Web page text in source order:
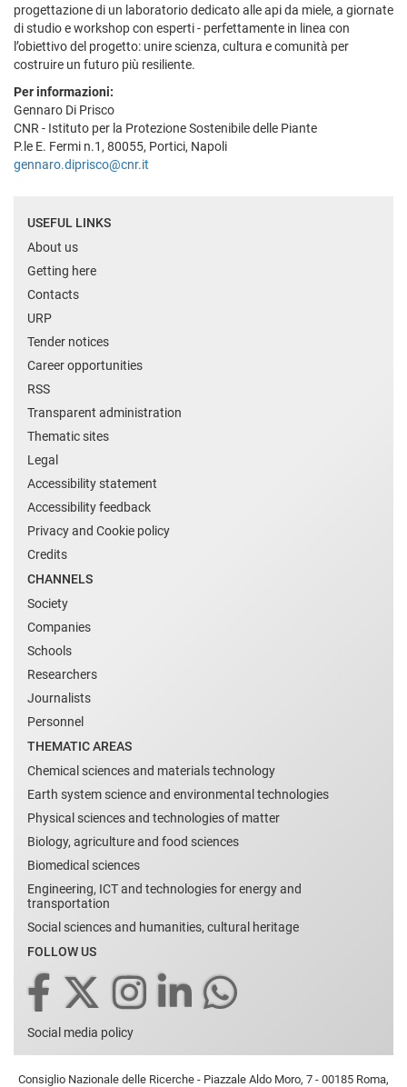
progettazione di un laboratorio dedicato alle api da miele, a giornate
di studio e workshop con esperti - perfettamente in linea con
l’obiettivo del progetto: unire scienza, cultura e comunità per
costruire un futuro più resiliente.
Per informazioni:
Gennaro Di Prisco
CNR - Istituto per la Protezione Sostenibile delle Piante
P.le E. Fermi n.1, 80055, Portici, Napoli
gennaro.diprisco@cnr.it
USEFUL LINKS
About us
Getting here
Contacts
URP
Tender notices
Career opportunities
RSS
Transparent administration
Thematic sites
Legal
Accessibility statement
Accessibility feedback
Privacy and Cookie policy
Credits
CHANNELS
Society
Companies
Schools
Researchers
Journalists
Personnel
THEMATIC AREAS
Chemical sciences and materials technology
Earth system science and environmental technologies
Physical sciences and technologies of matter
Biology, agriculture and food sciences
Biomedical sciences
Engineering, ICT and technologies for energy and
transportation
Social sciences and humanities, cultural heritage
FOLLOW US
Social media policy
Consiglio Nazionale delle Ricerche - Piazzale Aldo Moro, 7 - 00185 Roma,